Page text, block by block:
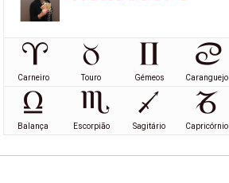
Carneiro Touro Gémeos Caranguejo
Balança Escorpião Sagitário Capricórnio